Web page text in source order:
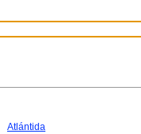
Atlántida